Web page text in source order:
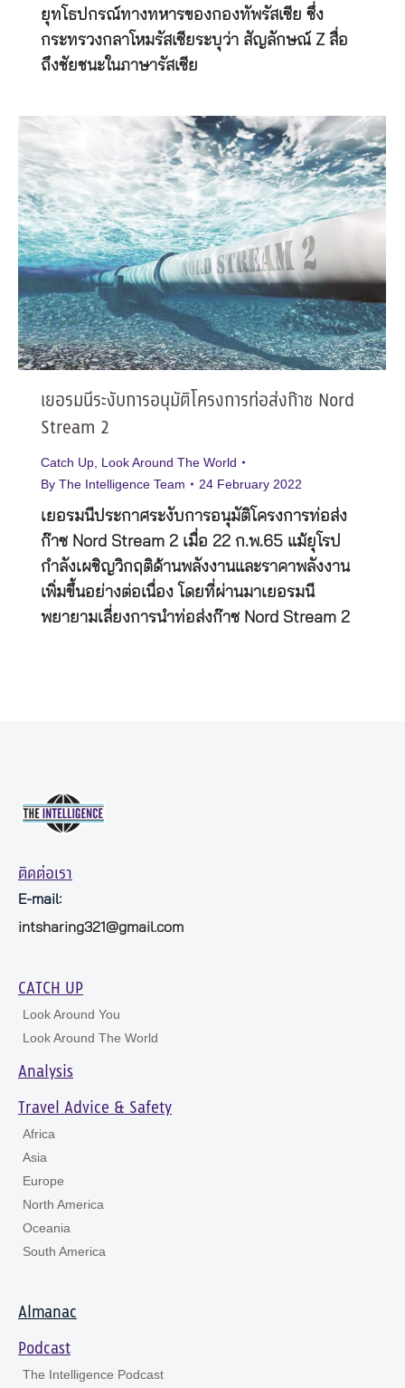
ยุทโธปกรณ์ทางทหารของกองทัพรัสเซีย ซึ่ง
กระทรวงกลาโหมรัสเซียระบุว่า สัญลักษณ์ Z สื่อ
ถึงชัยชนะในภาษารัสเซีย
เยอรมนีระงับการอนุมัติโครงการท่อส่งก๊าซ Nord
Stream 2
Catch Up Look Around The World
By The Intelligence Team 24 February 2022
เยอรมนีประกาศระงับการอนุมัติโครงการท่อส่ง
ก๊าซ Nord Stream 2 เมื่อ 22 ก.พ.65 แม้ยุโรป
กำลังเผชิญวิกฤติด้านพลังงานและราคาพลังงาน
เพิ่มขึ้นอย่างต่อเนื่อง โดยที่ผ่านมาเยอรมนี
พยายามเลี่ยงการนำท่อส่งก๊าซ Nord Stream 2
ติดต่อเรา
E-mail:
intsharing321@gmail.com
CATCH UP
Look Around You
Look Around The World
Analysis
Travel Advice & Safety
Africa
Asia
Europe
North America
Oceania
South America
Almanac
Podcast
The Intelligence Podcast